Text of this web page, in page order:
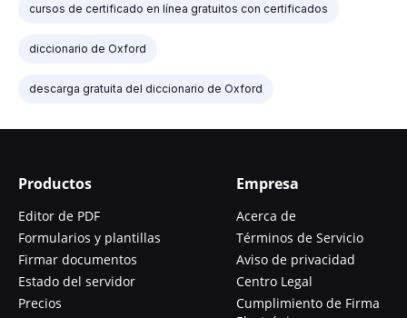
cursos de certificado en línea gratuitos con certificados
diccionario de Oxford
descarga gratuita del diccionario de Oxford
Productos
Editor de PDF
Formularios y plantillas
Firmar documentos
Estado del servidor
Precios
Empresa
Acerca de
Términos de Servicio
Aviso de privacidad
Centro Legal
Cumplimiento de Firma